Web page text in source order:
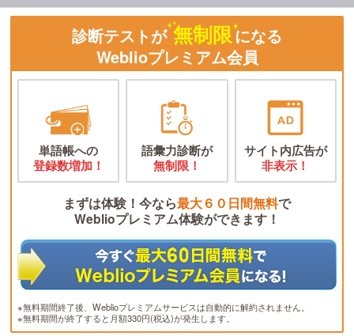
診断テストが 無制限になる
Weblioプレミアム会員
単語帳への
登録数増加！
語彙力診断が
無制限！
サイト内広告が
非表示！
まずは体験！今なら最大６０日間無料で
Weblioプレミアム体験ができます！
※無料期間終了後、Weblioプレミアムサービスは自動的に解約されません。
※無料期間が終了すると月額330円(税込)が発生します。